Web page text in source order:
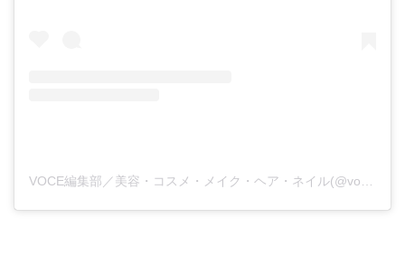
VOCE編集部／美容・コスメ・メイク・ヘア・ネイル(@vocemagazine)がシェアした投稿